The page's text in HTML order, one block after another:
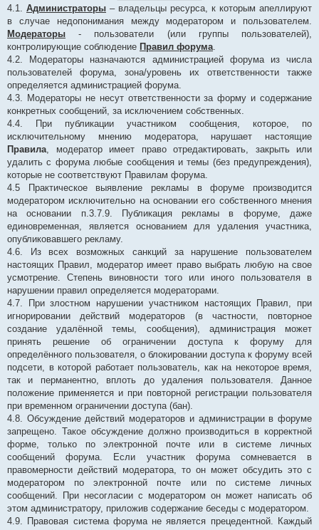
4.1. Администраторы – владельцы ресурса, к которым апеллируют
в случае недопонимания между модератором и пользователем.
Модераторы - пользователи (или группы пользователей),
контролирующие соблюдение Правил форума.
4.2. Модераторы назначаются администрацией форума из числа
пользователей форума, зона/уровень их ответственности также
определяется администрацией форума.
4.3. Модераторы не несут ответственности за форму и содержание
конкретных сообщений, за исключением собственных.
4.4. При публикации участником сообщения, которое, по
исключительному мнению модератора, нарушает настоящие
Правила, модератор имеет право отредактировать, закрыть или
удалить с форума любые сообщения и темы (без предупреждения),
которые не соответствуют Правилам форума.
4.5 Практическое выявление рекламы в форуме производится
модератором исключительно на основании его собственного мнения
на основании п.3.7.9. Публикация рекламы в форуме, даже
единовременная, является основанием для удаления участника,
опубликовавшего рекламу.
4.6. Из всех возможных санкций за нарушение пользователем
настоящих Правил, модератор имеет право выбрать любую на свое
усмотрение. Степень виновности того или иного пользователя в
нарушении правил определяется модераторами.
4.7. При злостном нарушении участником настоящих Правил, при
игнорировании действий модераторов (в частности, повторное
создание удалённой темы, сообщения), администрация может
принять решение об ограничении доступа к форуму для
определённого пользователя, о блокировании доступа к форуму всей
подсети, в которой работает пользователь, как на некоторое время,
так и перманентно, вплоть до удаления пользователя. Данное
положение применяется и при повторной регистрации пользователя
при временном ограничении доступа (бан).
4.8. Обсуждение действий модераторов и администрации в форуме
запрещено. Такое обсуждение должно производиться в корректной
форме, только по электронной почте или в системе личных
сообщений форума. Если участник форума сомневается в
правомерности действий модератора, то он может обсудить это с
модератором по электронной почте или по системе личных
сообщений. При несогласии с модератором он может написать об
этом администратору, приложив содержание беседы с модератором.
4.9. Правовая система форума не является прецедентной. Каждый